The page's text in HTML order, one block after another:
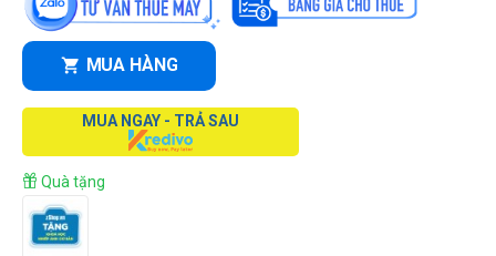
MUA HÀNG
MUA NGAY - TRẢ SAU
Quà tặng